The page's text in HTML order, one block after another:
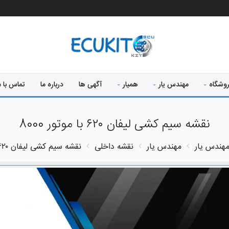
مهندس یار همیار آگهی ها درباره ما تماس با
نقشه سیم کشی لیفان ۶۲۰ با موتور 8000
مهندس یار مهندس یار نقشه داخلی نقشه سیم کشی لیفان ۶۲۰ با موتور 8000